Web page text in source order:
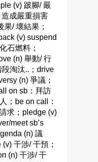
(v) 跛腳/ 嚴
成嚴重損害
/ 壞結果；
(v) suspend
石燃料；
(n) 舉動/ 行
淘汰..；drive
(n) 爭議；
on sb：拜訪
；be on call：
求；pledge (v)
meet sb’s
(n) 議
干涉/ 干預；
(n) 干涉/ 干